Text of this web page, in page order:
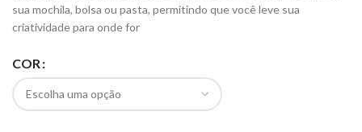
sua mochila, bolsa ou pasta, permitindo que você leve sua
criatividade para onde for
COR